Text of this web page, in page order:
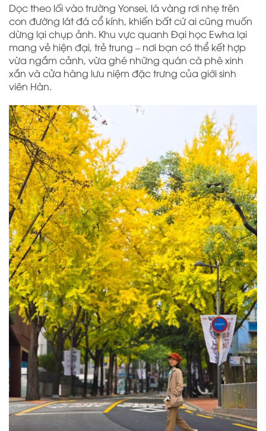
Dọc theo lối vào trường Yonsei, lá vàng rơi nhẹ trên
con đường lát đá cổ kính, khiến bất cứ ai cũng muốn
dừng lại chụp ảnh. Khu vực quanh Đại học Ewha lại
mang vẻ hiện đại, trẻ trung – nơi bạn có thể kết hợp
vừa ngắm cảnh, vừa ghé những quán cà phê xinh
xắn và cửa hàng lưu niệm đặc trưng của giới sinh
viên Hàn.